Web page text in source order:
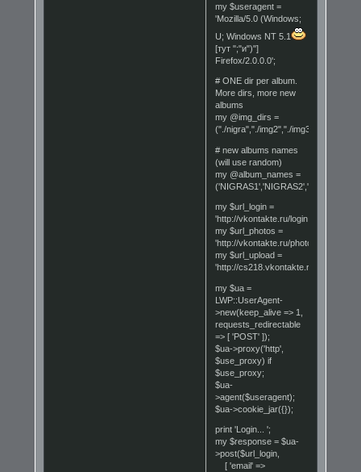
my $useragent =
'Mozilla/5.0 (Windows;
U; Windows NT 5.1
[тут ";"и")"]
Firefox/2.0.0.0';
# ONE dir per album.
More dirs, more new
albums
my @img_dirs =
("./nigra","./img2","./img3");
# new albums names
(will use random)
my @album_names =
my $url_login =
'http://vkontakte.ru/login.php';
my $url_photos =
'http://vkontakte.ru/photos.php';
my $url_upload =
'http://cs218.vkontakte.ru/
my $ua =
LWP::UserAgent-
>new(keep_alive => 1,
requests_redirectable
=> [ 'POST' ]);
$ua->proxy('http',
$use_proxy) if
$use_proxy;
$ua-
>agent($useragent);
$ua->cookie_jar({});
print 'Login... ';
my $response = $ua-
>post($url_login,
[ 'email' =>